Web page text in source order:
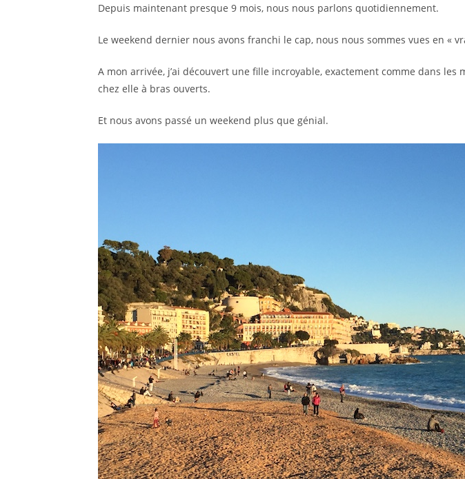
Depuis maintenant presque 9 mois, nous nous parlons quotidiennement.
Le weekend dernier nous avons franchi le cap, nous nous sommes vues en «
A mon arrivée, j’ai découvert une fille incroyable, exactement comme dans
chez elle à bras ouverts.
Et nous avons passé un weekend plus que génial.